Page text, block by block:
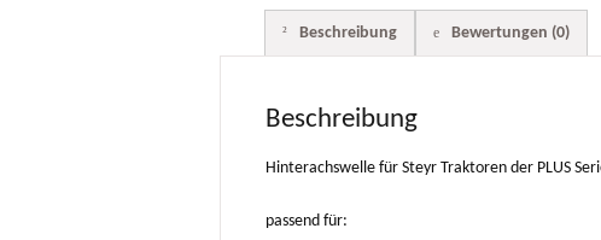
Beschreibung Bewertungen (0)
Beschreibung
Hinterachswelle für Steyr Traktoren der PLUS
passend für: